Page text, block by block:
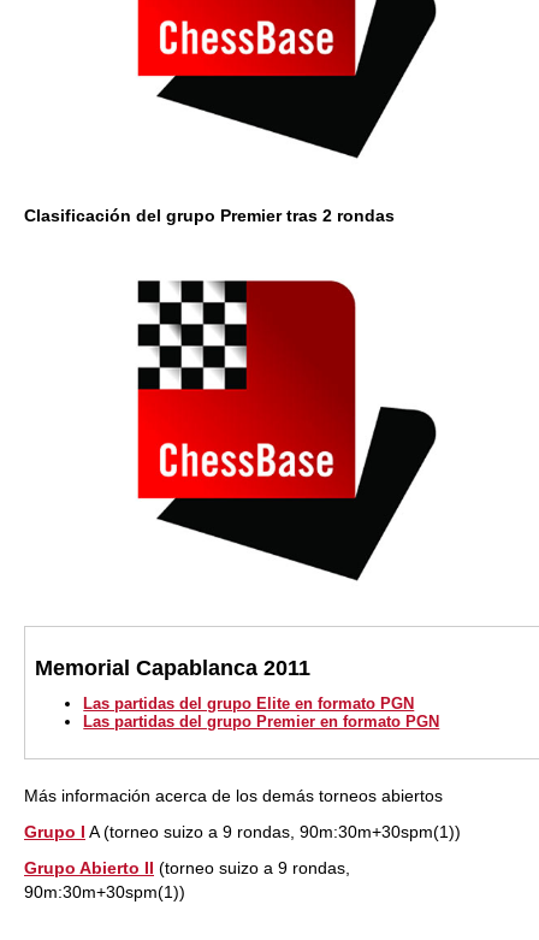
Clasificación del grupo Premier tras 2 rondas
Memorial Capablanca 2011
Las partidas del grupo Elite en formato PGN
Las partidas del grupo Premier en formato PGN
Más información acerca de los demás torneos abiertos
Grupo I A (torneo suizo a 9 rondas, 90m:30m+30spm(1))
Grupo Abierto II (torneo suizo a 9 rondas,
90m:30m+30spm(1))